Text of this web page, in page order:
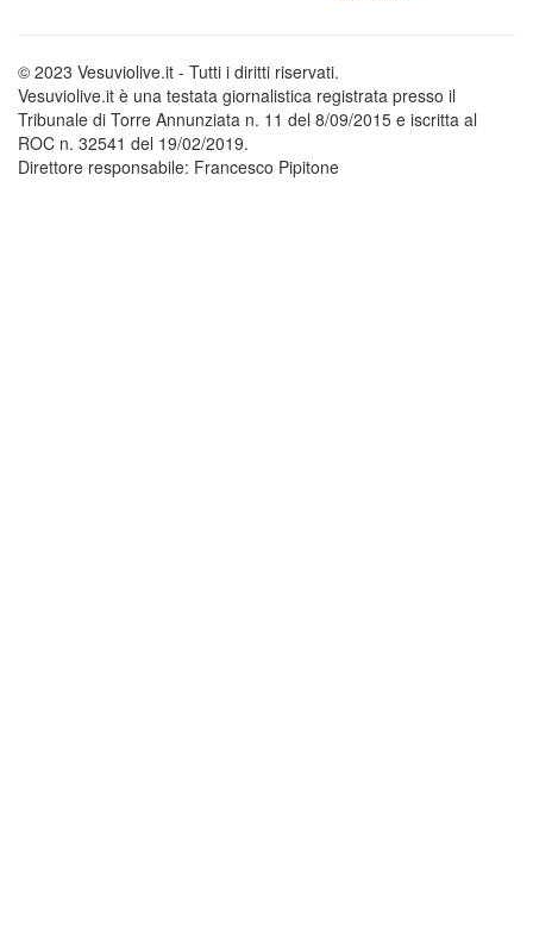
© 2023 Vesuviolive.it - Tutti i diritti riservati.
Vesuviolive.it è una testata giornalistica registrata presso il
Tribunale di Torre Annunziata n. 11 del 8/09/2015 e iscritta al
ROC n. 32541 del 19/02/2019.
Direttore responsabile: Francesco Pipitone